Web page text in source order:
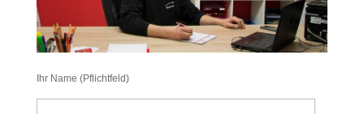
Ihr Name (Pflichtfeld)